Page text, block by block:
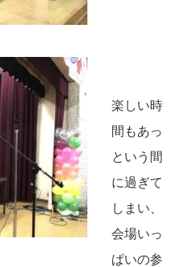
楽しい時
間もあっ
という間
に過ぎて
しまい、
会場いっ
ぱいの参